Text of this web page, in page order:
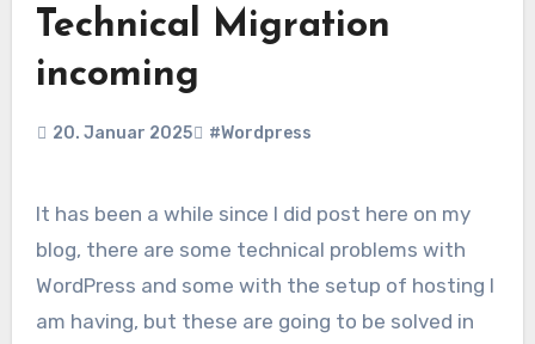
Technical Migration
incoming
20. Januar 2025 #Wordpress
It has been a while since I did post here on my
blog, there are some technical problems with
WordPress and some with the setup of hosting I
am having, but these are going to be solved in